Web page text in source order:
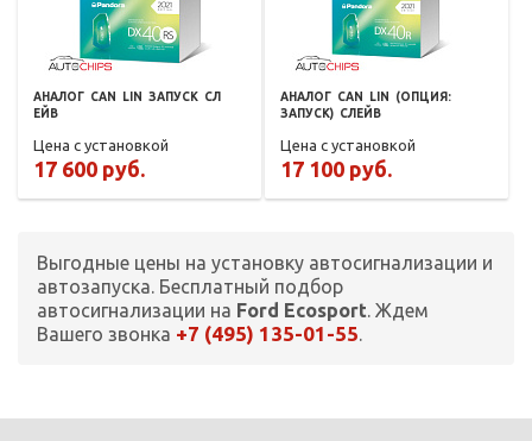
АНАЛОГ CAN LIN ЗАПУСК СЛ
ЕЙВ
Цена с установкой
17 600 руб.
АНАЛОГ CAN LIN
(ОПЦИЯ:
ЗАПУСК) СЛЕЙВ
Цена с установкой
17 100 руб.
Выгодные цены на установку автосигнализации и
автозапуска. Бесплатный подбор
автосигнализации на Ford Ecosport. Ждем
Вашего звонка +7 (495) 135-01-55.